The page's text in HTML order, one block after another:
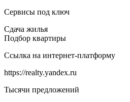
Сервисы под ключ
Сдача жилья
Подбор квартиры
Ссылка на интернет-платформу
https://realty.yandex.ru
Тысячи предложений